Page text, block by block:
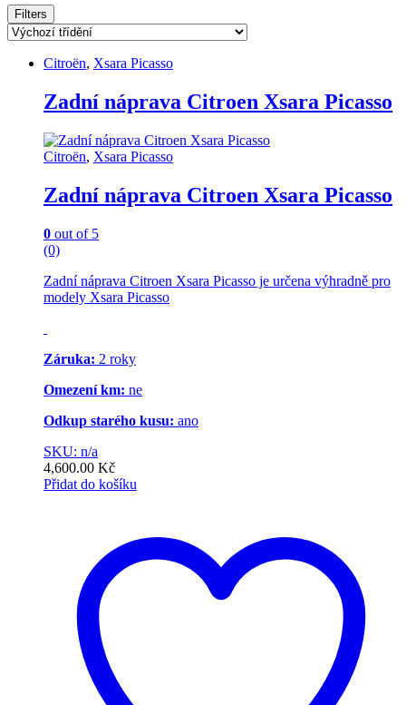
Filters
Citroën, Xsara Picasso
Zadní náprava Citroen Xsara Picasso
Citroën, Xsara Picasso
Zadní náprava Citroen Xsara Picasso
0 out of 5
(0)
Zadní náprava Citroen Xsara Picasso je určena výhradně pro
modely Xsara Picasso
Záruka: 2 roky
Omezení km: ne
Odkup starého kusu: ano
SKU: n/a
4,600.00 Kč
Přidat do košíku